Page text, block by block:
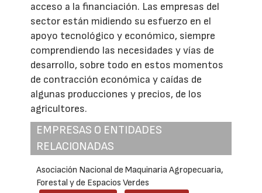
acceso a la financiación. Las empresas del
sector están midiendo su esfuerzo en el
apoyo tecnológico y económico, siempre
comprendiendo las necesidades y vías de
desarrollo, sobre todo en estos momentos
de contracción económica y caídas de
algunas producciones y precios, de los
agricultores.
EMPRESAS O ENTIDADES
RELACIONADAS
Asociación Nacional de Maquinaria Agropecuaria,
Forestal y de Espacios Verdes